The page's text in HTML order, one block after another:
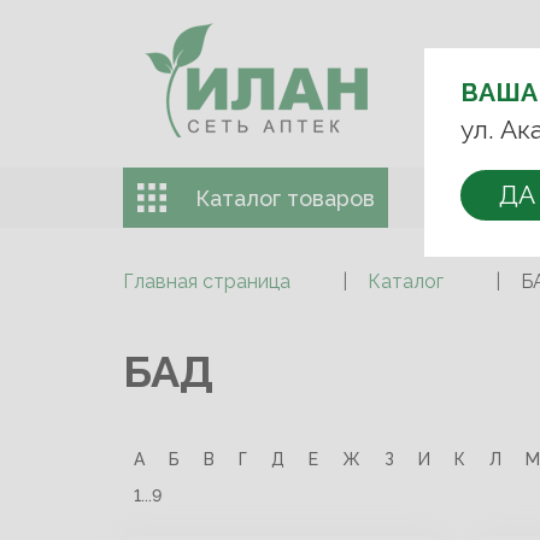
АПТЕКУ:
ВАША
ул.
ДА
+7 (499)
Каталог товаров Доставка
Главная страница Каталог
БАД
А Б В Г Д Е Ж З И К Л М
1...9